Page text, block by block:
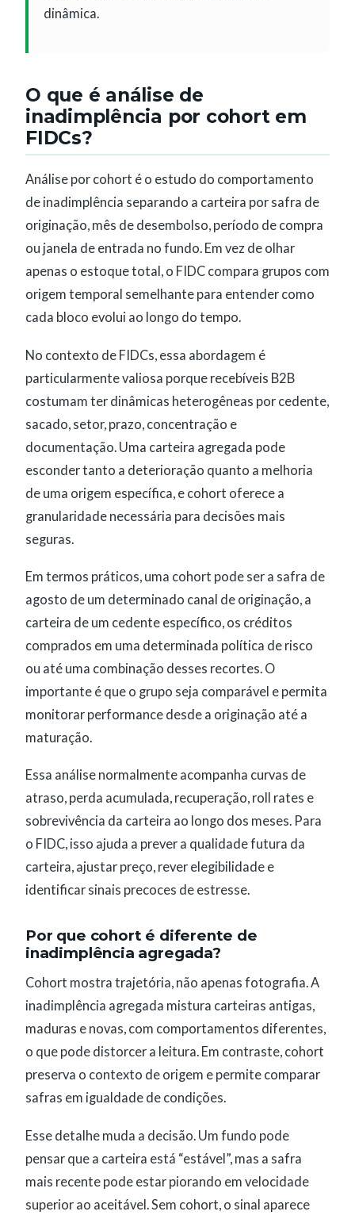
dinâmica.
O que é análise de
inadimplência por cohort em
FIDCs?
Análise por cohort é o estudo do comportamento
de inadimplência separando a carteira por safra de
originação, mês de desembolso, período de compra
ou janela de entrada no fundo. Em vez de olhar
apenas o estoque total, o FIDC compara grupos com
origem temporal semelhante para entender como
cada bloco evolui ao longo do tempo.
No contexto de FIDCs, essa abordagem é
particularmente valiosa porque recebíveis B2B
costumam ter dinâmicas heterogêneas por cedente,
sacado, setor, prazo, concentração e
documentação. Uma carteira agregada pode
esconder tanto a deterioração quanto a melhoria
de uma origem específica, e cohort oferece a
granularidade necessária para decisões mais
seguras.
Em termos práticos, uma cohort pode ser a safra de
agosto de um determinado canal de originação, a
carteira de um cedente específico, os créditos
comprados em uma determinada política de risco
ou até uma combinação desses recortes. O
importante é que o grupo seja comparável e permita
monitorar performance desde a originação até a
maturação.
Essa análise normalmente acompanha curvas de
atraso, perda acumulada, recuperação, roll rates e
sobrevivência da carteira ao longo dos meses. Para
o FIDC, isso ajuda a prever a qualidade futura da
carteira, ajustar preço, rever elegibilidade e
identificar sinais precoces de estresse.
Por que cohort é diferente de
inadimplência agregada?
Cohort mostra trajetória, não apenas fotografia. A
inadimplência agregada mistura carteiras antigas,
maduras e novas, com comportamentos diferentes,
o que pode distorcer a leitura. Em contraste, cohort
preserva o contexto de origem e permite comparar
safras em igualdade de condições.
Esse detalhe muda a decisão. Um fundo pode
pensar que a carteira está “estável”, mas a safra
mais recente pode estar piorando em velocidade
superior ao aceitável. Sem cohort, o sinal aparece